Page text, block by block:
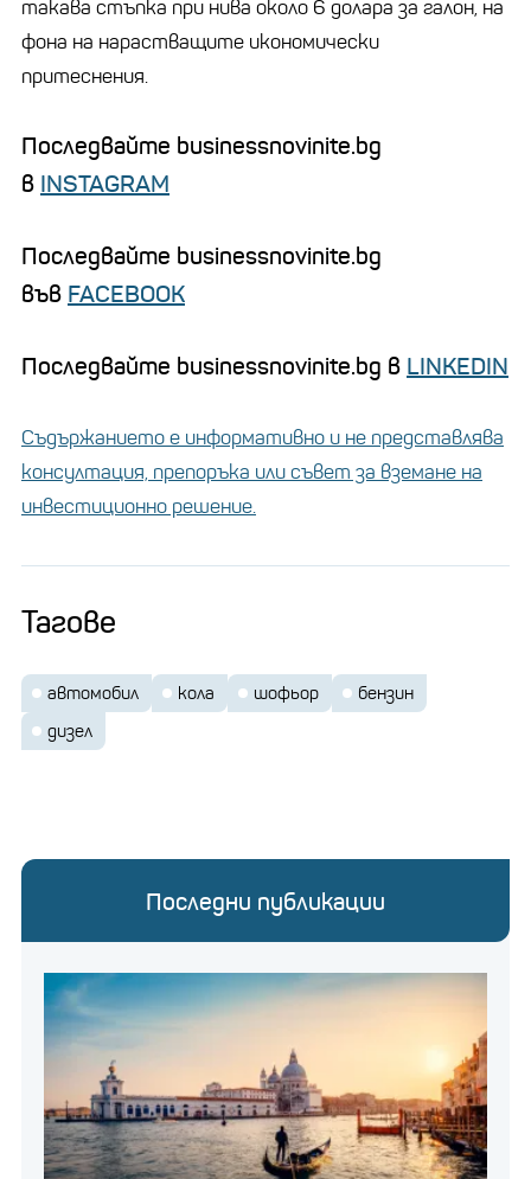
такава стъпка при нива около 6 долара за галон, на
фона на нарастващите икономически
притеснения.
Последвайте businessnovinite.bg
в INSTAGRAM
Последвайте businessnovinite.bg
във FACEBOOK
Последвайте businessnovinite.bg в LINKEDIN
Съдържанието е информативно и не представлява
консултация, препоръка или съвет за вземане на
инвестиционно решение.
Тагове
автомобил кола шофьор
бензин
дизел
Последни публикации